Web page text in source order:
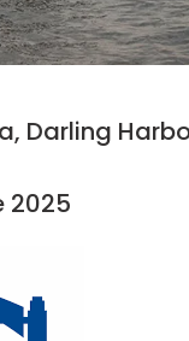
Darling
2025